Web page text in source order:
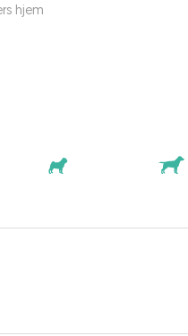
hjem